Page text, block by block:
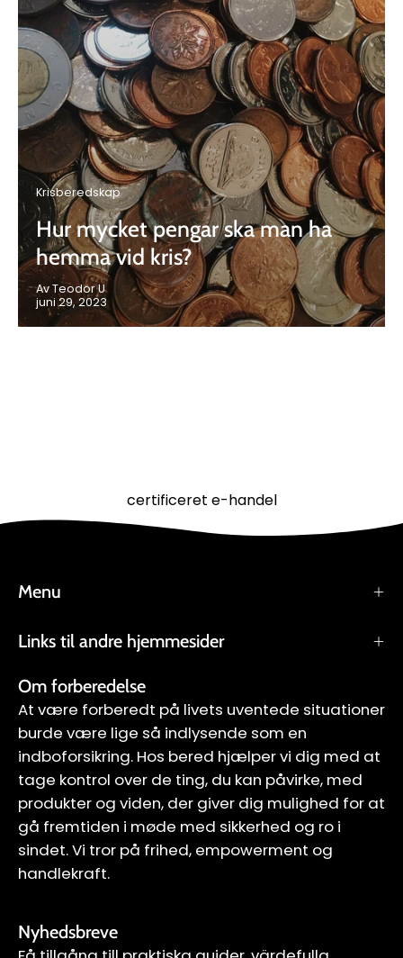
Krisberedskap
Hur mycket pengar ska man ha
hemma vid kris?
Av Teodor U
juni 29, 2023
certificeret e-handel
Menu
Links til andre hjemmesider
Om forberedelse
At være forberedt på livets uventede situationer
burde være lige så indlysende som en
indboforsikring. Hos bered hjælper vi dig med at
tage kontrol over de ting, du kan påvirke, med
produkter og viden, der giver dig mulighed for at
gå fremtiden i møde med sikkerhed og ro i
sindet. Vi tror på frihed, empowerment og
handlekraft.
Nyhedsbreve